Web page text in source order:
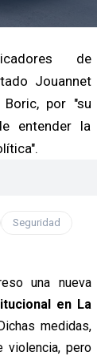
de
Jouannet
Boric, por "su
entender la
Seguridad
una nueva
en La
medidas,
violencia, pero